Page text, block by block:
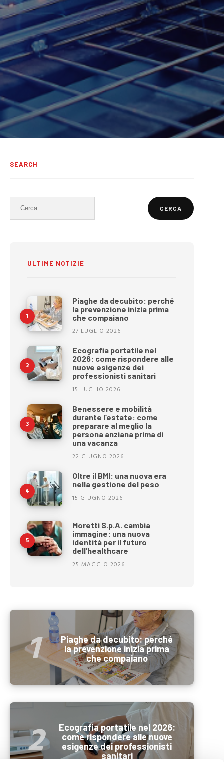
SEARCH
Ricerca
per:
ULTIME NOTIZIE
Piaghe da decubito: perché
la prevenzione inizia prima
che compaiano
27 LUGLIO 2026
Ecografia portatile nel
2026: come rispondere alle
nuove esigenze dei
professionisti sanitari
15 LUGLIO 2026
Benessere e mobilità
durante l’estate: come
preparare al meglio la
persona anziana prima di
una vacanza
22 GIUGNO 2026
Oltre il BMI: una nuova era
nella gestione del peso
15 GIUGNO 2026
Moretti S.p.A. cambia
immagine: una nuova
identità per il futuro
dell’healthcare
25 MAGGIO 2026
Piaghe da decubito: perché
la prevenzione inizia prima
che compaiano
Ecografia portatile nel 2026:
come rispondere alle nuove
esigenze dei professionisti
sanitari